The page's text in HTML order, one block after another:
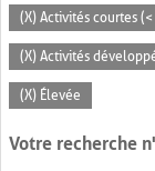
(X) Activités courtes
(X) Activités
(X) Élevée
Votre recherche